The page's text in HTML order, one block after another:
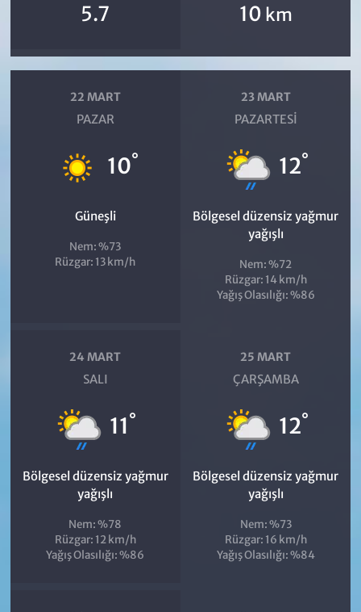
5.7 10 km
22 MART
PAZAR
10°
Güneşli
Nem: %73
Rüzgar: 13 km/h
23 MART
PAZARTESI
12°
Bölgesel düzensiz yağmur
yağışlı
Nem: %72
Rüzgar: 14 km/h
Yağış Olasılığı: %86
24 MART
SALI
11°
Bölgesel düzensiz yağmur
yağışlı
Nem: %78
Rüzgar: 12 km/h
Yağış Olasılığı: %86
25 MART
ÇARŞAMBA
12°
Bölgesel düzensiz yağmur
yağışlı
Nem: %73
Rüzgar: 16 km/h
Yağış Olasılığı: %84